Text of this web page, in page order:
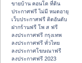
ขายบ้าน คอนโด ที่ดิน
ประกาศฟรี ไม่มี หมดอายุ
เว็บประกาศฟรี ติดอันดับ
ฝากร้านฟรี โพ ส ฟรี
ลงประกาศฟรี กรุงเทพ
ลงประกาศฟรี ทั่วไทย
ลงประกาศโฆษณาฟรี
ลงประกาศฟรี 2023